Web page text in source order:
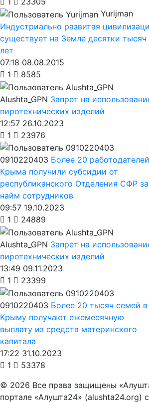
Yurijman
Индустриально развитая
существует на Земле десятки тысяч
лет
07:18 08.08.2015
1
8585
Alushta_GPN Запрет на
пиротехнических изделий
12:57 26.10.2023
1
23976
0910220403 Более 20 работодателей
Крыма получили субсидии от
республиканского Отделения СФР за
найм сотрудников
09:57 19.10.2023
1
24889
Alushta_GPN Запрет на
пиротехнических изделий
13:49 09.11.2023
1
23399
0910220403 Более 20 тысяч семей в
Крыму получают ежемесячную
выплату из средств материнского
капитала
17:22 31.10.2023
1
53378
© 2026 Все права защищены
портале «Алушта24»